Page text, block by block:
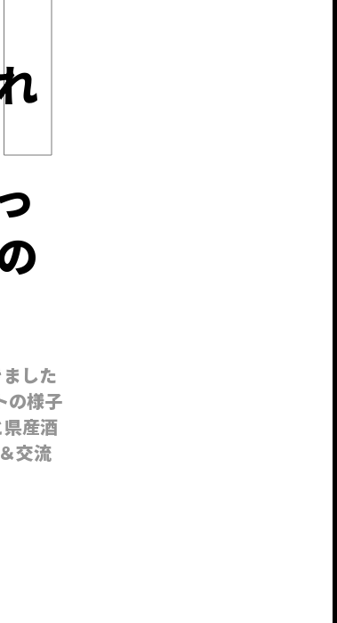
した
の様子
産酒
交流